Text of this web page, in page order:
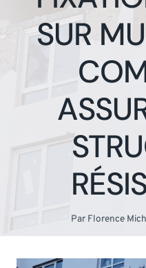
SUR
Par Florence